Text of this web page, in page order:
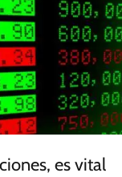
es vital